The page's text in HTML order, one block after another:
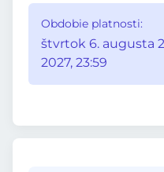
Obdobie platnosti:
štvrtok 6. augusta
2027, 23:59